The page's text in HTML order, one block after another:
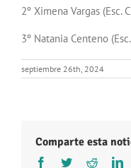
2º Ximena Vargas (Esc.
3º Natania Centeno
septiembre 26th, 2024
Comparte esta
Facebook
TwitterReddit